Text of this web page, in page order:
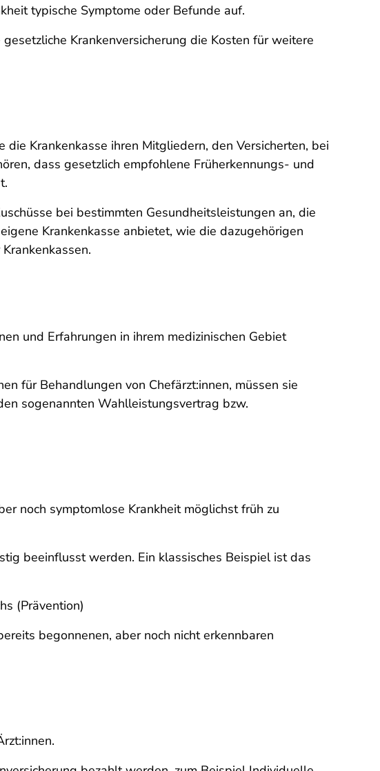
typische Symptome oder Befunde auf.
Krankenversicherung die Kosten für weitere
Krankenkasse ihren Mitgliedern, den Versicherten, bei
dass gesetzlich empfohlene Früherkennungs- und
bei bestimmten Gesundheits­leistungen an, die
Krankenkasse anbietet, wie die dazugehörigen
und Erfahrungen in ihrem medizinischen Gebiet
für Behandlungen von Chefärzt:innen, müssen sie
sogenannten Wahlleistungsvertrag bzw.
noch symptomlose Krankheit möglichst früh zu
beeinflusst werden. Ein klassisches Beispiel ist das
(Prävention)
begonnenen, aber noch nicht erkennbaren